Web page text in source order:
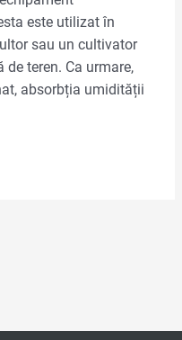
este utilizat în
sau un cultivator
teren. Ca urmare,
absorbția umidității